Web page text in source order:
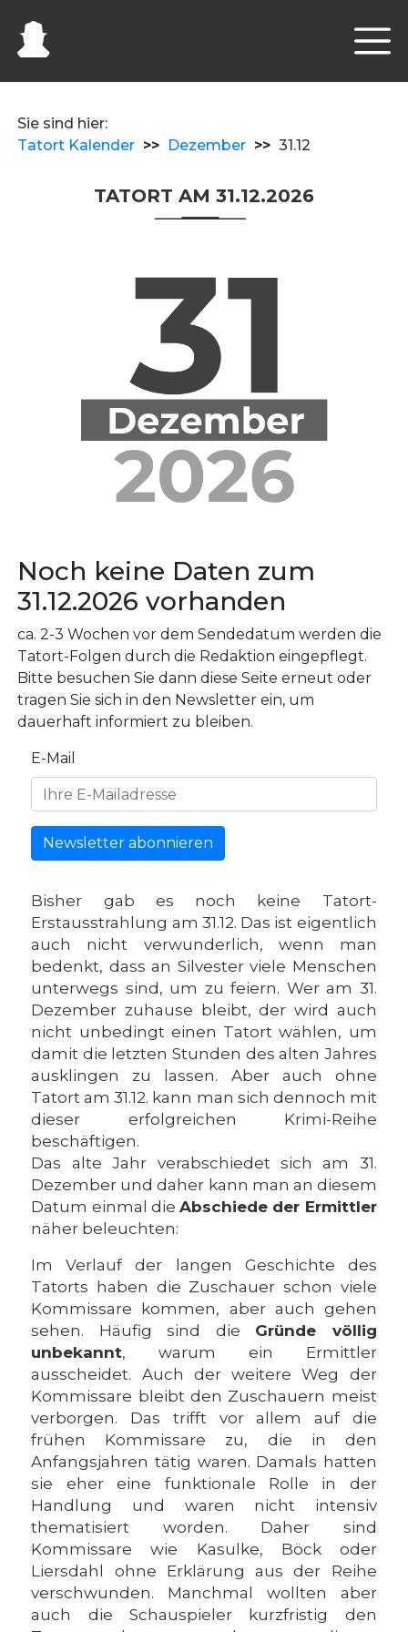
Sie sind hier:
Tatort Kalender >> Dezember >> 31.12
TATORT AM 31.12.2026
Noch keine Daten zum
31.12.2026 vorhanden
ca. 2-3 Wochen vor dem Sendedatum werden die
Tatort-Folgen durch die Redaktion eingepflegt.
Bitte besuchen Sie dann diese Seite erneut oder
tragen Sie sich in den Newsletter ein, um
dauerhaft informiert zu bleiben.
E-Mail
Newsletter abonnieren
Bisher gab es noch keine Tatort-
Erstausstrahlung am 31.12. Das ist eigentlich
auch nicht verwunderlich, wenn man
bedenkt, dass an Silvester viele Menschen
unterwegs sind, um zu feiern. Wer am 31.
Dezember zuhause bleibt, der wird auch
nicht unbedingt einen Tatort wählen, um
damit die letzten Stunden des alten Jahres
ausklingen zu lassen. Aber auch ohne
Tatort am 31.12. kann man sich dennoch mit
dieser erfolgreichen Krimi-Reihe
beschäftigen.
Das alte Jahr verabschiedet sich am 31.
Dezember und daher kann man an diesem
Datum einmal dieAbschiede der Ermittler
näher beleuchten:
Im Verlauf der langen Geschichte des
Tatorts haben die Zuschauer schon viele
Kommissare kommen, aber auch gehen
sehen. Häufig sind die Gründe völlig
unbekannt, warum ein Ermittler
ausscheidet. Auch der weitere Weg der
Kommissare bleibt den Zuschauern meist
verborgen. Das trifft vor allem auf die
frühen Kommissare zu, die in den
Anfangsjahren tätig waren. Damals hatten
sie eher eine funktionale Rolle in der
Handlung und waren nicht intensiv
thematisiert worden. Daher sind
Kommissare wie Kasulke, Böck oder
Liersdahl ohne Erklärung aus der Reihe
verschwunden. Manchmal wollten aber
auch die Schauspieler kurzfristig den